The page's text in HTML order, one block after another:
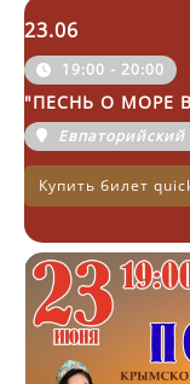
23.06
19:00 - 20:00
"ПЕСНЬ О МОРЕ
Купить билет